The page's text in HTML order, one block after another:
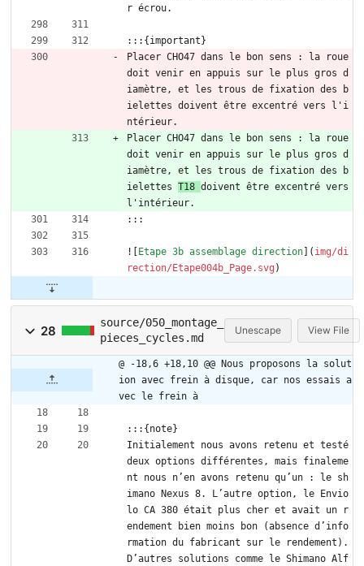
r écrou.
:::{important}
Placer CHO47 dans le bon sens : la roue
doit venir en appuis sur le plus gros d
iamètre, et les trous de fixation des b
ielettes doivent être excentré vers l'i
ntérieur.
Placer CHO47 dans le bon sens : la roue
doit venir en appuis sur le plus gros d
iamètre, et les trous de fixation des b
ielettes T18 doivent être excentré vers
l'intérieur.
:::
![ Etape 3b assemblage direction ]( img/di
rection/Etape004b_Page.svg )
28
source/050_montage_
pieces_cycles.md
Unescape View File
@ -18,6 +18,10 @@ Nous proposons la solut
ion avec frein à disque, car nos essais a
vec le frein à
:::{note}
Initialement nous avons retenu et testé
deux options différentes, mais finaleme
nt nous n’en avons retenu qu’un : le sh
imano Nexus 8. L’autre option, le Envio
lo CA 380 était plus cher et avait un r
endement bien moins bon (absence d’info
rmation du fabricant sur le rendement).
D’autres solutions comme le Shimano Alf